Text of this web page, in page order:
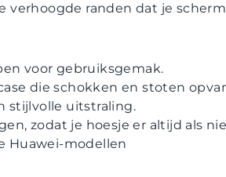
verhoogde randen dat je
voor gebruiksgemak.
die schokken en stoten
stijlvolle uitstraling.
zodat je hoesje er altijd als
Huawei-modellen